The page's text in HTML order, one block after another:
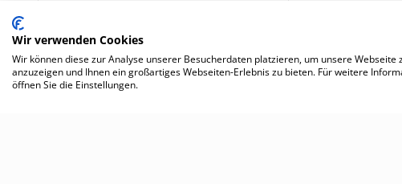
Wir verwenden Cookies
Wir können diese zur Analyse unserer Besucherdaten platzieren, um unsere
anzuzeigen und Ihnen ein großartiges Webseiten-Erlebnis zu bieten. Für weitere
öffnen Sie die Einstellungen.